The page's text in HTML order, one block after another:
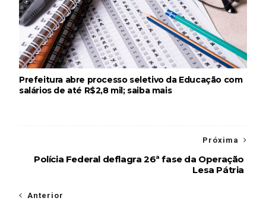
Prefeitura abre processo seletivo da Educação com
salários de até R$2,8 mil; saiba mais
Próxima
Polícia Federal deflagra 26ª fase da Operação
Lesa Pátria
Anterior